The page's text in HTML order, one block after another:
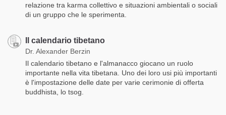
relazione tra karma collettivo e situazioni ambientali o sociali
di un gruppo che le sperimenta.
Il calendario tibetano
Dr. Alexander Berzin
Il calendario tibetano e l'almanacco giocano un ruolo
importante nella vita tibetana. Uno dei loro usi più importanti
è l'impostazione delle date per varie cerimonie di offerta
buddhista, lo tsog.